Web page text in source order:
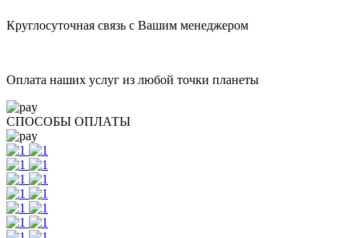
Круглосуточная связь с Вашим менеджером
Оплата наших услуг из любой точки планеты
СПОСОБЫ ОПЛАТЫ